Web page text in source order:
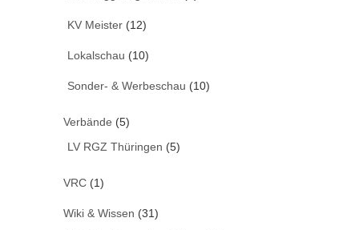
KV Meister (12)
Lokalschau (10)
Sonder- & Werbeschau (10)
Verbände (5)
LV RGZ Thüringen (5)
VRC (1)
Wiki & Wissen (31)